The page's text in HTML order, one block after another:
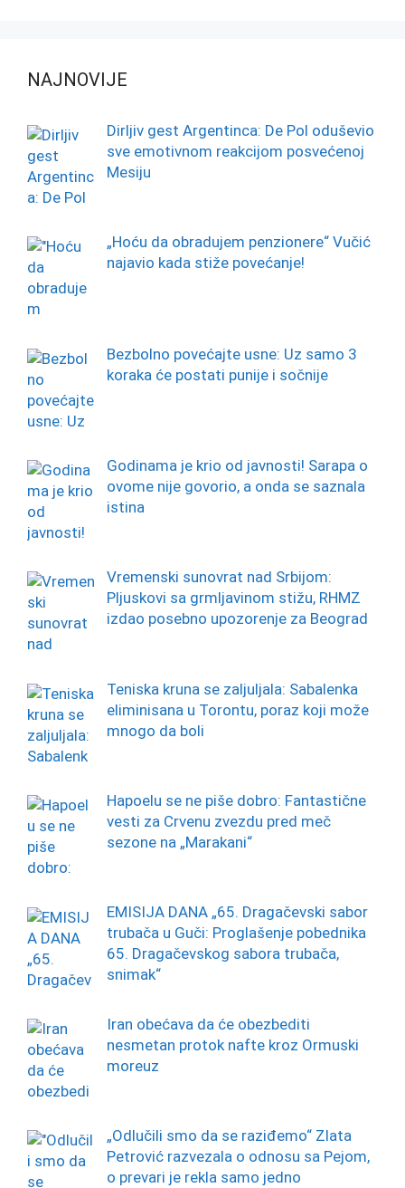
NAJNOVIJE
Dirljiv gest Argentinca: De Pol oduševio
sve emotivnom reakcijom posvećenoj
Mesiju
„Hoću da obradujem penzionere“ Vučić
najavio kada stiže povećanje!
Bezbolno povećajte usne: Uz samo 3
koraka će postati punije i sočnije
Godinama je krio od javnosti! Sarapa o
ovome nije govorio, a onda se saznala
istina
Vremenski sunovrat nad Srbijom:
Pljuskovi sa grmljavinom stižu, RHMZ
izdao posebno upozorenje za Beograd
Teniska kruna se zaljuljala: Sabalenka
eliminisana u Torontu, poraz koji može
mnogo da boli
Hapoelu se ne piše dobro: Fantastične
vesti za Crvenu zvezdu pred meč
sezone na „Marakani“
EMISIJA DANA „65. Dragačevski sabor
trubača u Guči: Proglašenje pobednika
65. Dragačevskog sabora trubača,
snimak“
Iran obećava da će obezbediti
nesmetan protok nafte kroz Ormuski
moreuz
„Odlučili smo da se raziđemo“ Zlata
Petrović razvezala o odnosu sa Pejom,
o prevari je rekla samo jedno